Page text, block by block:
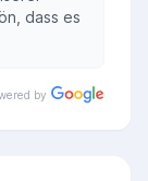
dass es
by